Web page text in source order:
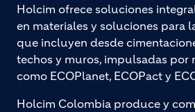
Holcim ofrece soluciones
en materiales y soluciones para
que incluyen desde
techos y muros, impulsadas por
como ECOPlanet, ECOPact y
Holcim Colombia produce y